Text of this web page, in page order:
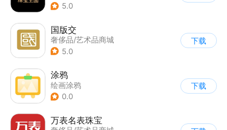
5.0
国版交
奢侈品/艺术品商城
5.0
下载
涂鸦
绘画涂鸦
0.0
下载
万表名表珠宝